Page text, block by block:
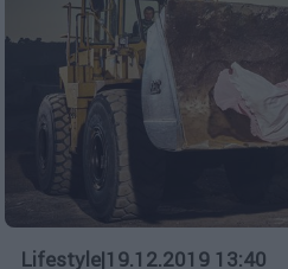
Lifestyle|19.12.2019 13:40